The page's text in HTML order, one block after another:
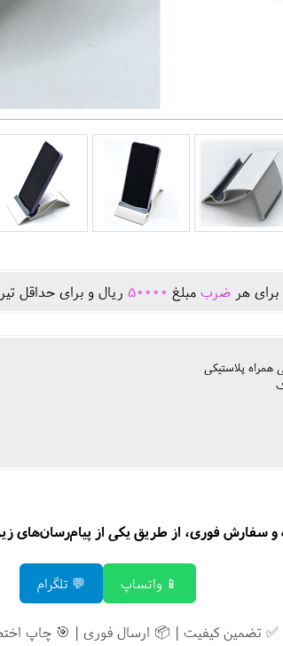
برای هر ضرب مبلغ 50000 ريال و برای حداقل
همراه پلاستیکی
و سفارش فوری، از طریق یکی از پیام‌رسان‌های زیر
📱 واتساپ 💬 تلگرام
✅ تضمین کیفیت | 📦 ارسال فوری | 🎯 چاپ